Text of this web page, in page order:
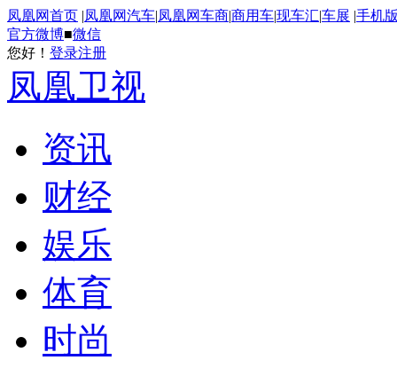
凤凰网首页 |凤凰网汽车|凤凰网车商|商用车|现车汇|车展 |手机
官方微博■微信
您好！ 登录注册
凤凰卫视
资讯
财经
娱乐
体育
时尚